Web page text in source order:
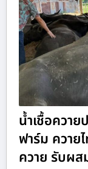
น้ำเชื้อควา
ฟาร์ม ควา
ควาย รับผ